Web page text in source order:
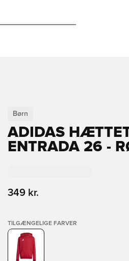
Børn
ADIDAS
ENTRADA 26 -
349 kr.
TILGÆNGELIGE FARVER